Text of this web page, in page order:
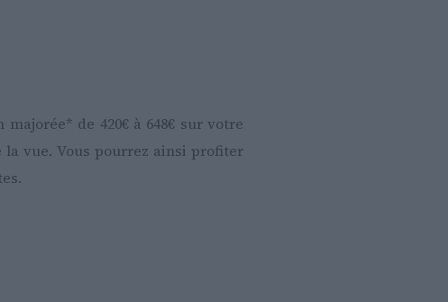
de 420€ à 648€ sur votre
vue. Vous pourrez ainsi profiter